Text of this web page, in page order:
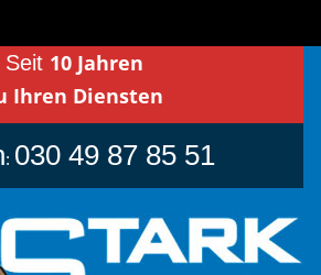
Seit 10 Jahren
Ihren Diensten
: 030 49 87 85 51